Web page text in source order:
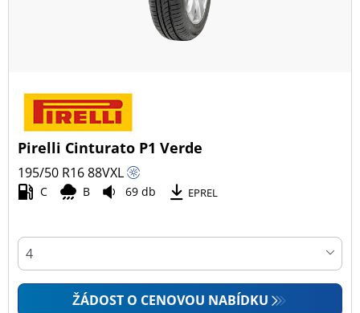
Pirelli Cinturato P1 Verde
195/50 R1688VXL
C B 69 db EPREL
ŽÁDOST O CENOVOU NABÍDKU